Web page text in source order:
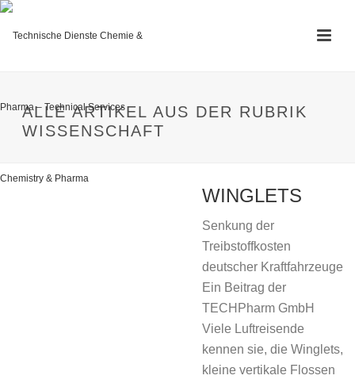
ALLE ARTIKEL AUS DER RUBRIK
WISSENSCHAFT
WINGLETS
Senkung der
Treibstoffkosten
deutscher Kraftfahrzeuge
Ein Beitrag der
TECHPharm GmbH
Viele Luftreisende
kennen sie, die Winglets,
kleine vertikale Flossen